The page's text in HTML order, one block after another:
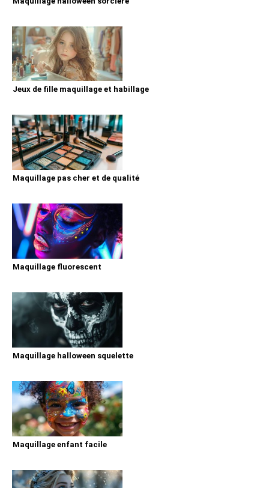
Jeux de fille maquillage et habillage
Maquillage pas cher et de qualité
Maquillage fluorescent
Maquillage halloween squelette
Maquillage enfant facile